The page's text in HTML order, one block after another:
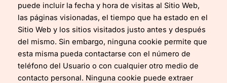
puede incluir la fecha y hora de visitas al Sitio Web,
las páginas visionadas, el tiempo que ha estado en el
Sitio Web y los sitios visitados justo antes y después
del mismo. Sin embargo, ninguna cookie permite que
esta misma pueda contactarse con el número de
teléfono del Usuario o con cualquier otro medio de
contacto personal. Ninguna cookie puede extraer